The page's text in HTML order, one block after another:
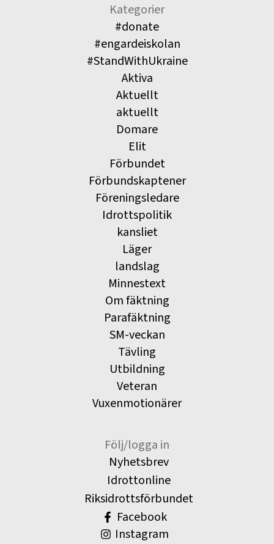
Kategorier
#donate
#engardeiskolan
#StandWithUkraine
Aktiva
Aktuellt
aktuellt
Domare
Elit
Förbundet
Förbundskaptener
Föreningsledare
Idrottspolitik
kansliet
Läger
landslag
Minnestext
Om fäktning
Parafäktning
SM-veckan
Tävling
Utbildning
Veteran
Vuxenmotionärer
Följ/logga in
Nyhetsbrev
Idrottonline
Riksidrottsförbundet
Facebook
Instagram